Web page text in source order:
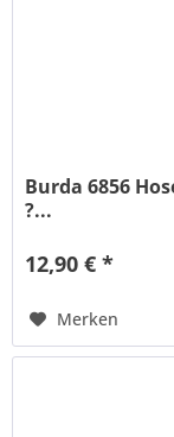
Burda 6856
?...
12,90 € *
Merken